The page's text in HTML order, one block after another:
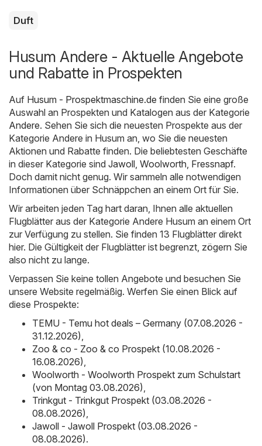
Duft
Husum Andere - Aktuelle Angebote
und Rabatte in Prospekten
Auf Husum - Prospektmaschine.de finden Sie eine große
Auswahl an Prospekten und Katalogen aus der Kategorie
Andere. Sehen Sie sich die neuesten Prospekte aus der
Kategorie Andere in Husum an, wo Sie die neuesten
Aktionen und Rabatte finden. Die beliebtesten Geschäfte
in dieser Kategorie sind Jawoll, Woolworth, Fressnapf.
Doch damit nicht genug. Wir sammeln alle notwendigen
Informationen über Schnäppchen an einem Ort für Sie.
Wir arbeiten jeden Tag hart daran, Ihnen alle aktuellen
Flugblätter aus der Kategorie Andere Husum an einem Ort
zur Verfügung zu stellen. Sie finden 13 Flugblätter direkt
hier. Die Gültigkeit der Flugblätter ist begrenzt, zögern Sie
also nicht zu lange.
Verpassen Sie keine tollen Angebote und besuchen Sie
unsere Website regelmäßig. Werfen Sie einen Blick auf
diese Prospekte:
TEMU - Temu hot deals – Germany (07.08.2026 -
31.12.2026),
Zoo & co - Zoo & co Prospekt (10.08.2026 -
16.08.2026),
Woolworth - Woolworth Prospekt zum Schulstart
(von Montag 03.08.2026),
Trinkgut - Trinkgut Prospekt (03.08.2026 -
08.08.2026),
Jawoll - Jawoll Prospekt (03.08.2026 -
08.08.2026).